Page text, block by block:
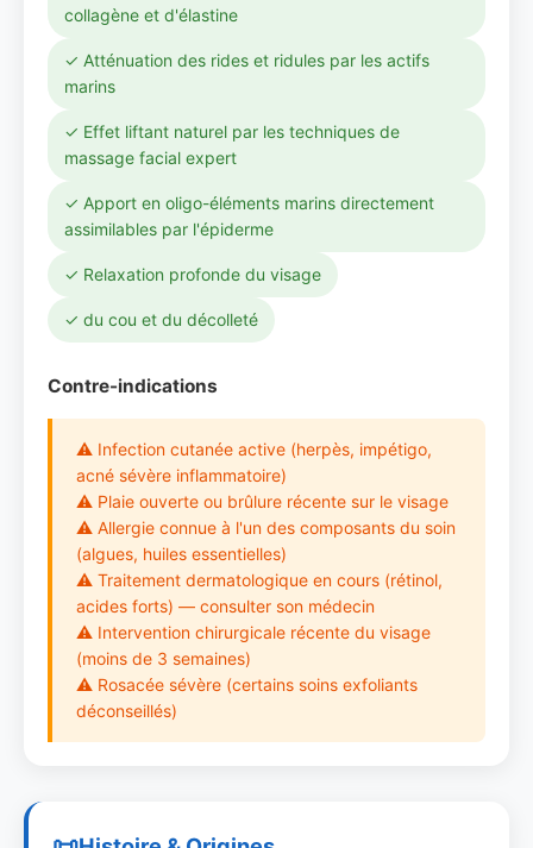
collagène et d'élastine
✓ Atténuation des rides et ridules par les actifs
marins
✓ Effet liftant naturel par les techniques de
massage facial expert
✓ Apport en oligo-éléments marins directement
assimilables par l'épiderme
✓ Relaxation profonde du visage
✓ du cou et du décolleté
Contre-indications
⚠ Infection cutanée active (herpès, impétigo,
acné sévère inflammatoire)
⚠ Plaie ouverte ou brûlure récente sur le visage
⚠ Allergie connue à l'un des composants du soin
(algues, huiles essentielles)
⚠ Traitement dermatologique en cours (rétinol,
acides forts) — consulter son médecin
⚠ Intervention chirurgicale récente du visage
(moins de 3 semaines)
⚠ Rosacée sévère (certains soins exfoliants
déconseillés)